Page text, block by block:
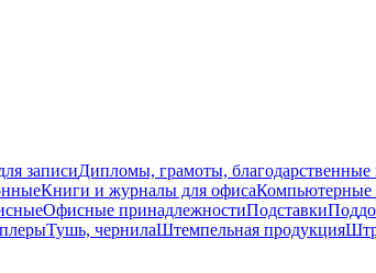
записиДипломы, грамоты, благодарственные
Книги и журналы для офисаКомпьютерные
Офисные принадлежностиПодставки
Тушь, чернилаШтемпельная продукция